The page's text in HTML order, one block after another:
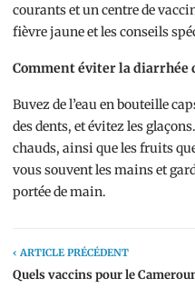
courants et un centre de
fièvre jaune et les conseils
Comment éviter la diarrhée
Buvez de l’eau en bouteille
des dents, et évitez les
chauds, ainsi que les fruits
vous souvent les mains et
portée de main.
‹ ARTICLE PRÉCÉDENT
Quels vaccins pour le